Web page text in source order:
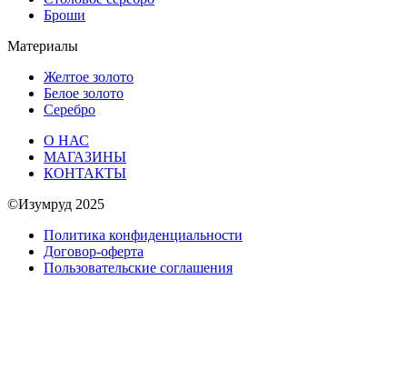
Броши
Материалы
Желтое золото
Белое золото
Серебро
О НАС
МАГАЗИНЫ
КОНТАКТЫ
©Изумруд 2025
Политика конфиденциальности
Договор-оферта
Пользовательские соглашения